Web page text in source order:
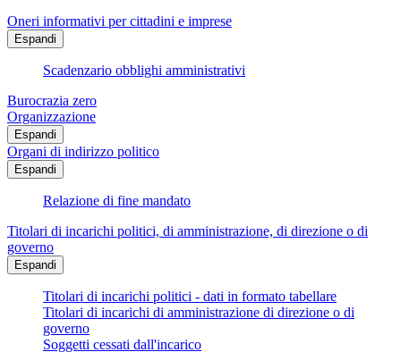
Oneri informativi per cittadini e imprese
Espandi
Scadenzario obblighi amministrativi
Burocrazia zero
Organizzazione
Espandi
Organi di indirizzo politico
Espandi
Relazione di fine mandato
Titolari di incarichi politici, di amministrazione, di direzione o di
governo
Espandi
Titolari di incarichi politici - dati in formato tabellare
Titolari di incarichi di amministrazione di direzione o di
governo
Soggetti cessati dall'incarico